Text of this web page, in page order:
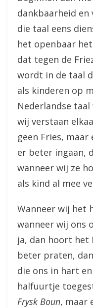
dankbaarheid
die taal eens
het openbaar
dat tegen de
wordt in de taal
als kinderen op
Nederlandse
wij verstaan
geen Fries,
er beter ingaan,
wanneer wij ze
als kind al mee
Wanneer wij het
wanneer wij ons
ja, dan hoort het
beter praten,
die ons in hart
halfuurtje
Frysk Boun, maar